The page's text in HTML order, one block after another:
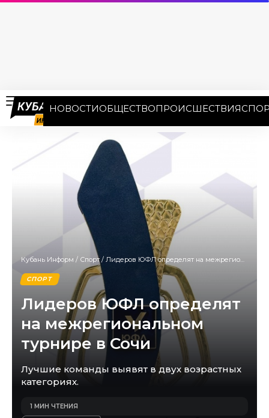
НОВОСТИОБЩЕСТВОПРОИСШЕСТВИЯ
Кубань Информ / Спорт / Лидеров ЮФЛ определят на межрегиональном турнире в Сочи
СПОРТ
Лидеров ЮФЛ определят
на межрегиональном
турнире в Сочи
Лучшие команды выявят в двух возрастных
категориях.
1 МИН ЧТЕНИЯ